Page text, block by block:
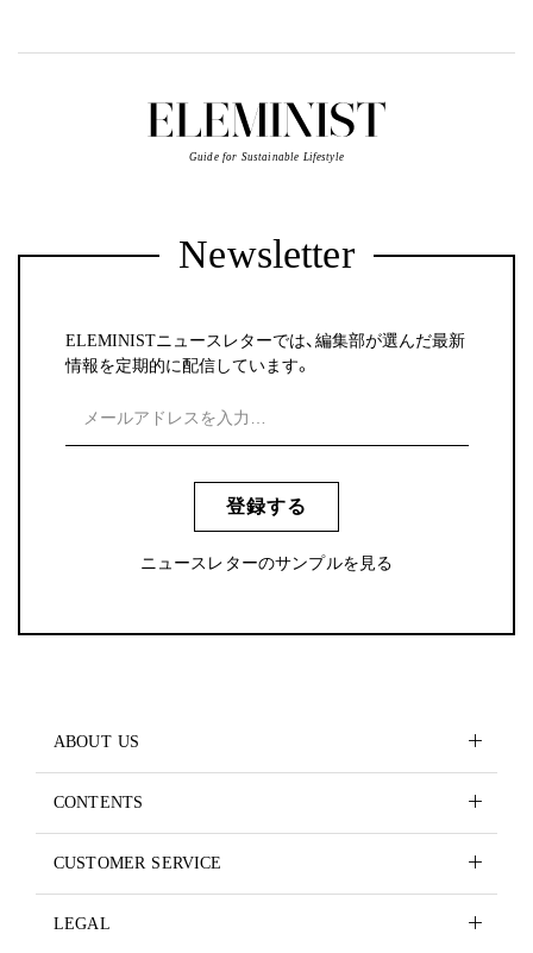
Guide for Sustainable Lifestyle
Newsletter
ELEMINISTニュースレターでは、編集部が選んだ最新
情報を定期的に配信しています。
登録する
ニュースレターのサンプルを見る
ABOUT US
CONTENTS
CUSTOMER SERVICE
LEGAL